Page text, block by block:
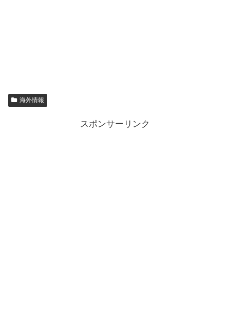
海外情報
スポンサーリンク